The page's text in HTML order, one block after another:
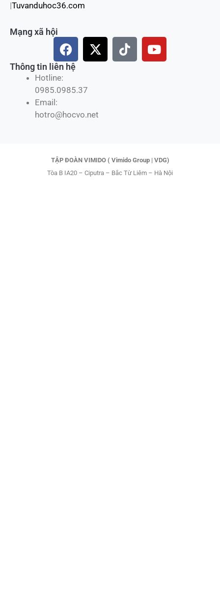
|Tuvanduhoc36.com
Hotline:
0985.0985.37
Email:
hotro@hocvo.net
Mạng xã hội
F
a
c
b
o
X
-
t
T
i
Y
o
Thông tin liên hệ
TẬP ĐOÀN VIMIDO ( Vimido Group | VDG)
Tòa B IA20 – Ciputra – Bắc Từ Liêm – Hà Nội